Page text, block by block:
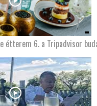
étterem 6. a Tripadvisor